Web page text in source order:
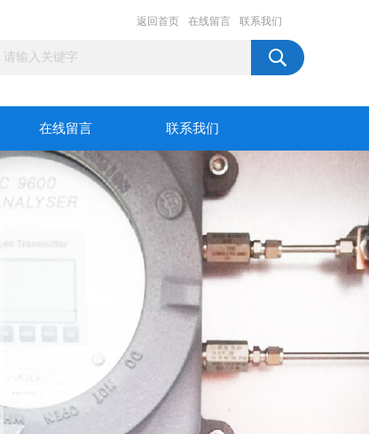
返回首页 在线留言 联系我们
在线留言 联系我们